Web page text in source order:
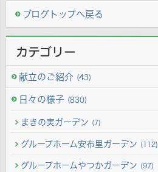
ブログトップへ戻る
カテゴリー
献立のご紹介 (43)
日々の様子 (830)
まきの実ガーデン (7)
グループホーム安布里ガーデン (112)
グループホームやつかガーデン (97)